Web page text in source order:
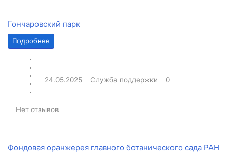
Гончаровский парк
Подробнее
24.05.2025 Служба поддержки 0
Нет отзывов
Фондовая оранжерея главного ботанического сада РАН